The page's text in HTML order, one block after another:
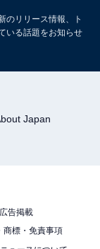
のリリース情報、ト
いる話題をお知らせ
Japan
広告掲載
商標・免責事項